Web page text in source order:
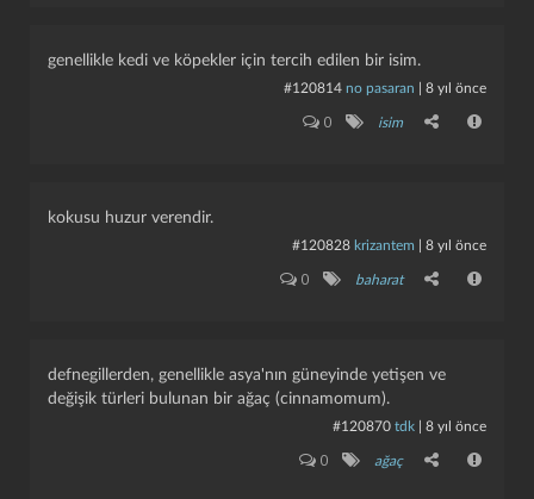
genellikle kedi ve köpekler için tercih edilen bir isim.
#120814 no pasaran 8 yıl önce
0 isim
kokusu huzur verendir.
#120828 krizantem 8 yıl önce
0 baharat
defnegillerden, genellikle asya'nın güneyinde yetişen ve
değişik türleri bulunan bir ağaç (cinnamomum).
#120870 tdk 8 yıl önce
0 ağaç